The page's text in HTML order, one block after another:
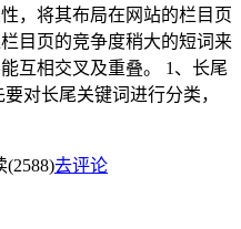
，将其布局在网站的栏目页
目页的竞争度稍大的短词来
互相交叉及重叠。 1、长尾
对长尾关键词进行分类，
(2588)去评论